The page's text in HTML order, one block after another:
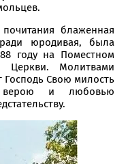
блаженная
ради юродивая, была
году на Поместном
Церкви. Молитвами
Господь Свою милость
верою и любовью